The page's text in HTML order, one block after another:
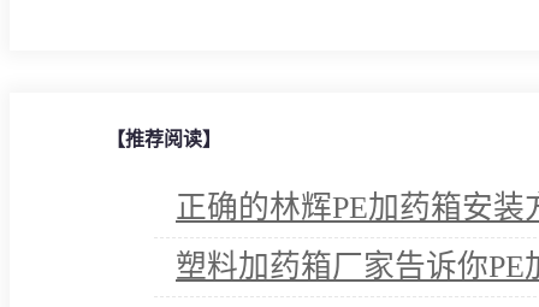
【推荐阅读】
正确的林辉PE加药箱安
塑料加药箱厂家告诉你